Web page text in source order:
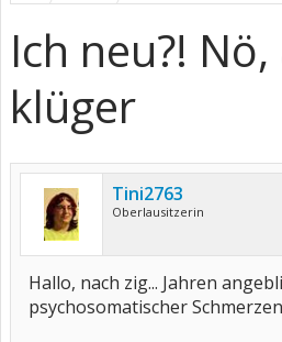
Ich neu?!
klüger
Tini2763
Oberlausitzerin
Hallo, nach zig... Jahren
psychosomatischer